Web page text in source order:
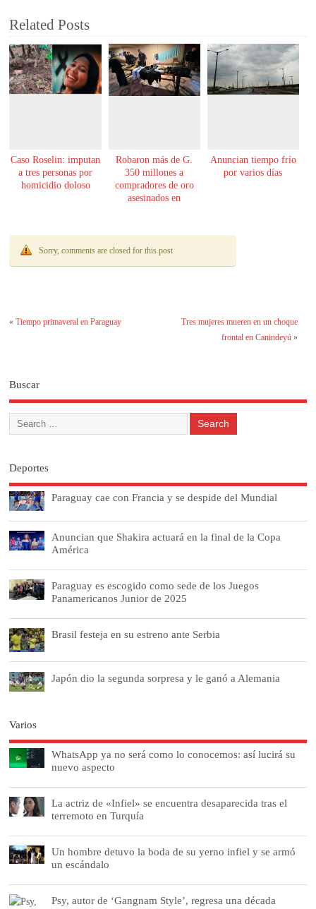
Related Posts
Caso Roselin: imputan
a tres personas por
homicidio doloso
Robaron más de G.
350 millones a
compradores de oro
asesinados en
Anuncian tiempo frío
por varios días
Sorry, comments are closed for this post
«Tiempo primaveral en Paraguay
Tres mujeres mueren en un choque
frontal en Canindeyú»
Buscar
Deportes
Paraguay cae con Francia y se despide del Mundial
Anuncian que Shakira actuará en la final de la Copa
América
Paraguay es escogido como sede de los Juegos
Panamericanos Junior de 2025
Brasil festeja en su estreno ante Serbia
Japón dio la segunda sorpresa y le ganó a Alemania
Varios
WhatsApp ya no será como lo conocemos: así lucirá su
nuevo aspecto
La actriz de «Infiel» se encuentra desaparecida tras el
terremoto en Turquía
Un hombre detuvo la boda de su yerno infiel y se armó
un escándalo
Psy, autor de ‘Gangnam Style’, regresa una década